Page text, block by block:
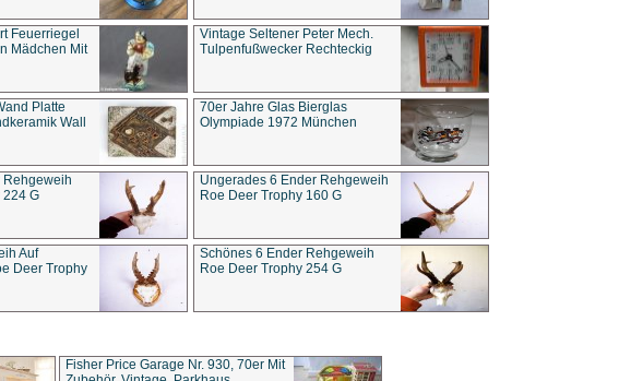
Feuerriegel
Mädchen Mit
Vintage Seltener Peter Mech.
Tulpenfußwecker Rechteckig
Platte
Wall
70er Jahre Glas Bierglas
Olympiade 1972 München
Rehgeweih
224 G
Ungerades 6 Ender Rehgeweih
Roe Deer Trophy 160 G
Auf
Deer Trophy
Schönes 6 Ender Rehgeweih
Roe Deer Trophy 254 G
Fisher Price Garage Nr. 930, 70er Mit